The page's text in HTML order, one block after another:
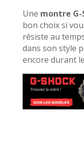
Une montre G-
bon choix si
résiste au
dans son style
encore durant